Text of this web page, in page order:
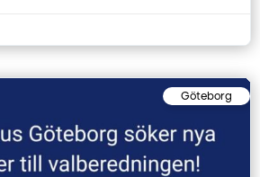
Göteborg